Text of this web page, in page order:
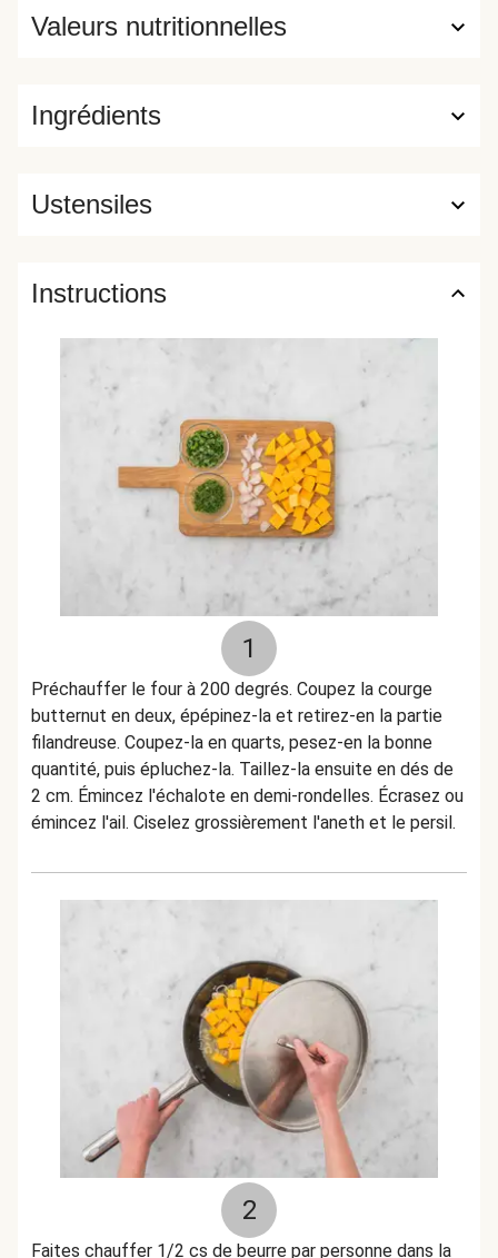
Ingrédients
Valeurs nutritionnelles
Ustensiles
Instructions
1
Préchauffer le four à 200 degrés. Coupez la courge
butternut en deux, épépinez-la et retirez-en la partie
filandreuse. Coupez-la en quarts, pesez-en la bonne
quantité, puis épluchez-la. Taillez-la ensuite en dés de
2 cm. Émincez l'échalote en demi-rondelles. Écrasez ou
émincez l'ail. Ciselez grossièrement l'aneth et le persil.
2
Faites chauffer 1/2 cs de beurre par personne dans la